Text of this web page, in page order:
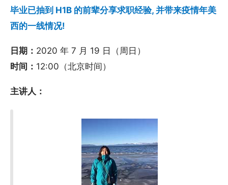
毕业已抽到 H1B 的前辈分享求职经验, 并带来疫情年美
西的一线情况!
日期： 2020 年 7 月 19 日（周日）
时间： 12:00（北京时间）
主讲人：